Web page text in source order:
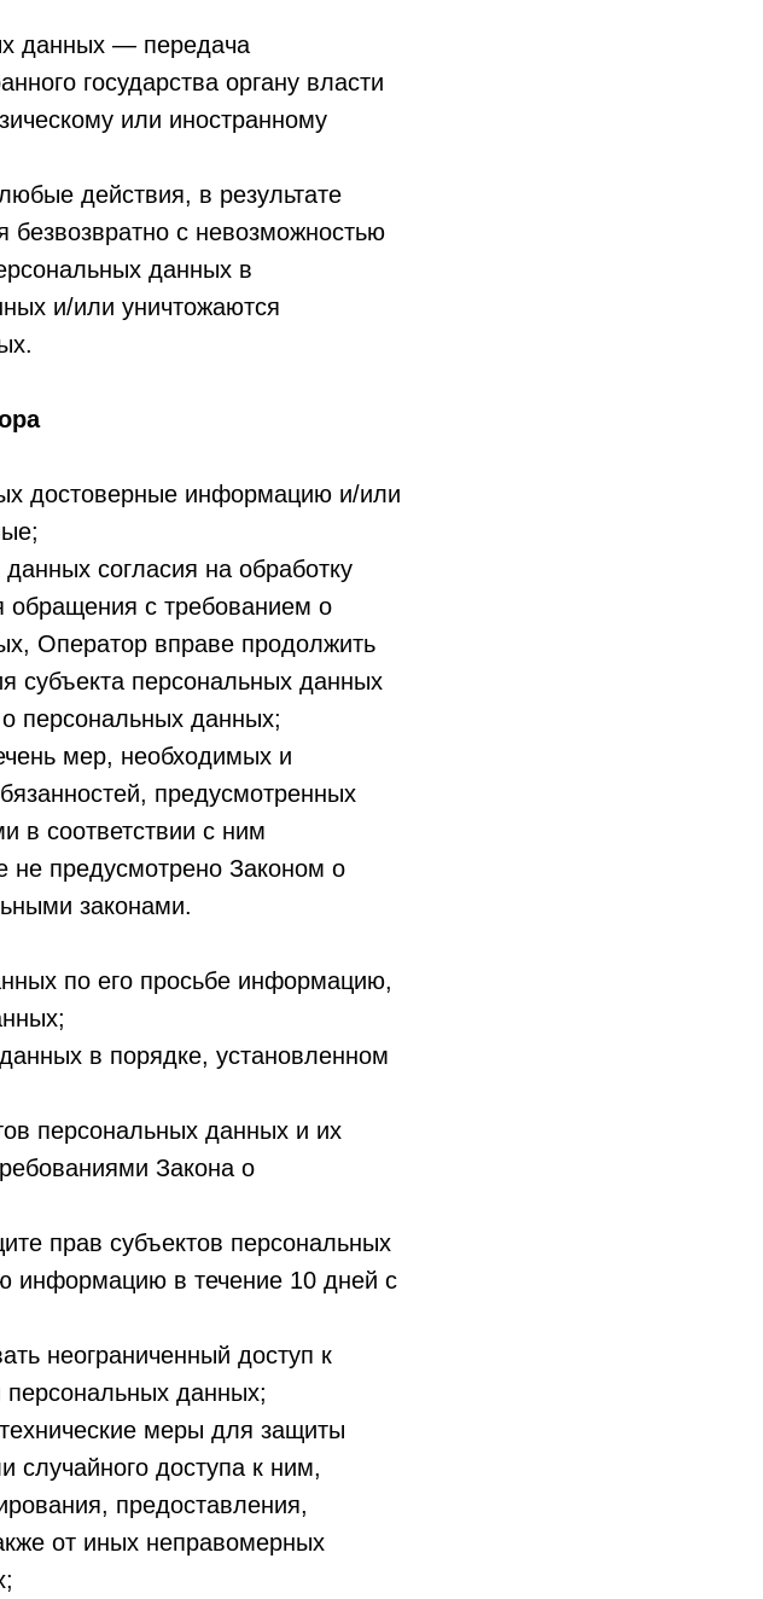
данных — передача
государства органу власти
или иностранному
действия, в результате
с невозможностью
данных в
и/или уничтожаются
достоверные информацию и/или
согласия на обработку
обращения с требованием о
Оператор вправе продолжить
субъекта персональных данных
персональных данных;
мер, необходимых и
предусмотренных
в соответствии с ним
предусмотрено Законом о
законами.
по его просьбе информацию,
в порядке, установленном
персональных данных и их
Закона о
прав субъектов персональных
информацию в течение 10 дней с
неограниченный доступ к
данных;
меры для защиты
случайного доступа к ним,
предоставления,
от иных неправомерных